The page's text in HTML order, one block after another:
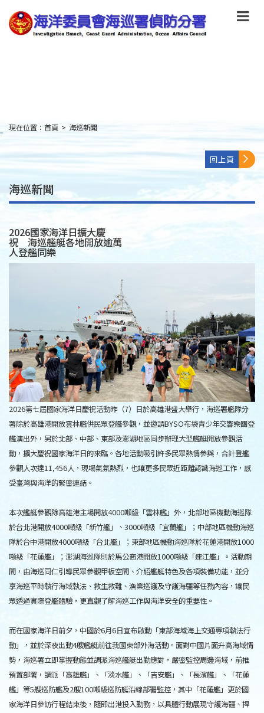
到
主
要
:::
現在位置： 首頁 > 海巡新聞
回上頁
海巡新聞
2026國家海洋日擴大慶
祝 海巡艦艇各地開放逾萬
人登艦同樂
2026第七屆國家海洋日慶祝活動昨（7）日於高雄港盛大舉行，海巡署艦隊分
署除於高雄港開放雲林艦供民眾登艦參觀，並邀請BYSO布袋青少年交響樂團登
艦演出外，另於北部、中部、東部及澎湖地區同步辦理大型艦艇開放參觀活
動，擴大慶祝國家海洋日的來臨。各地活動吸引許多民眾熱情參與，合計登艦
參觀人次達11,456人，現場氣氛熱烈，也讓更多民眾近距離認識海巡工作，感
受臺灣與海洋的緊密連結。
本次艦艇參觀除高雄港主場開放4000噸級「雲林艦」外，北部地區機動海巡隊
於台北港開放4000噸級「新竹艦」、3000噸級「宜蘭艦」；中部地區機動海巡
隊於台中港開放4000噸級「台北艦」；東部地區機動海巡隊於花蓮港開放1000
噸級「花蓮艦」；澎湖海巡隊則於馬公商港開放1000噸級「連江艦」。活動期
間，由海巡同仁引導民眾參觀甲板空間、介紹艦艇特色及各項裝備功能，並分
享海巡平時執行海域執法、救生救難、漁業巡護及守護海疆等任務內容，讓民
眾透過實際登艦體驗，更直觀了解海巡工作與海洋安全的重要性。
而在國家海洋日前夕，中國於6月6日宣布啟動「東部海域海上交通專項執法行
動」，並於深夜出動4艘艦艇前往我國東部外海活動。面對中國片面升高海域情
勢，海巡署立即掌握動態並調派海巡艦艇出勤應對，嚴密監控周邊海域，前推
預置部署，調派「高雄艦」、「淡水艦」、「吉安艦」、「長濱艦」、「花蓮
艦」等5艘巡防艦及2艘100噸級巡防艇沿線部署監控，其中「花蓮艦」更於國
家海洋日參訪行程結束後，隨即出港投入勤務，以具體行動展現守護海疆、捍